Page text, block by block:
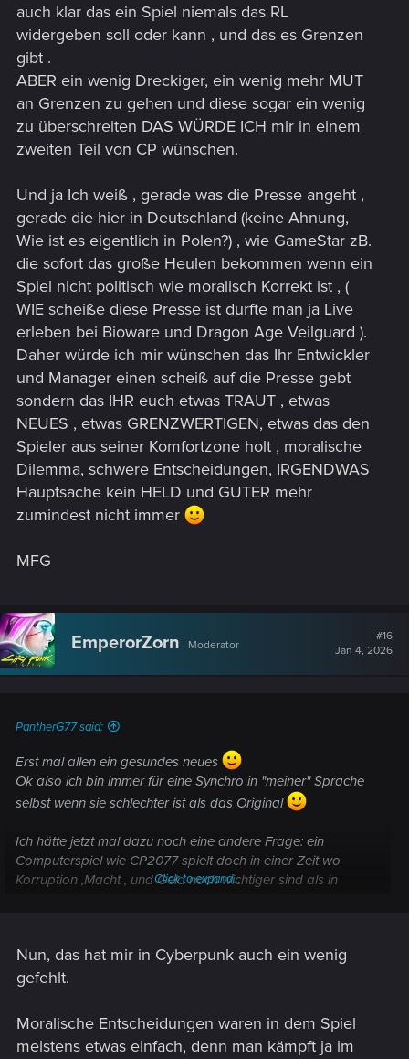
auch klar das ein Spiel niemals das RL
widergeben soll oder kann , und das es Grenzen
gibt .
ABER ein wenig Dreckiger, ein wenig mehr MUT
an Grenzen zu gehen und diese sogar ein wenig
zu überschreiten DAS WÜRDE ICH mir in einem
zweiten Teil von CP wünschen.
Und ja Ich weiß , gerade was die Presse angeht ,
gerade die hier in Deutschland (keine Ahnung,
Wie ist es eigentlich in Polen?) , wie GameStar zB.
die sofort das große Heulen bekommen wenn ein
Spiel nicht politisch wie moralisch Korrekt ist , (
WIE scheiße diese Presse ist durfte man ja Live
erleben bei Bioware und Dragon Age Veilguard ).
Daher würde ich mir wünschen das Ihr Entwickler
und Manager einen scheiß auf die Presse gebt
sondern das IHR euch etwas TRAUT , etwas
NEUES , etwas GRENZWERTIGEN, etwas das den
Spieler aus seiner Komfortzone holt , moralische
Dilemma, schwere Entscheidungen, IRGENDWAS
Hauptsache kein HELD und GUTER mehr
zumindest nicht immer
MFG
EmperorZorn Moderator
#16
Jan 4, 2026
PantherG77 said:
Erst mal allen ein gesundes neues
Ok also ich bin immer für eine Synchro in "meiner" Sprache
selbst wenn sie schlechter ist als das Original
Ich hätte jetzt mal dazu noch eine andere Frage: ein
Computerspiel wie CP2077 spielt doch in einer Zeit wo
Korruption ,Macht , und Geld noch wichtiger sind als in
,sind wir mal ehrlich alle Missionen und Nebenquests der
Fixer , DU bist immer der "Held" das "Gute" , es wird zwar ein
DU bist der Gute.
Und ganz Ehrlich "ICH" hab da echt kein Bock mehr drauf!
Wieso kann es nicht etwas REALER sein, etwas DRECKIGER,
Click to expand...
Nun, das hat mir in Cyberpunk auch ein wenig
gefehlt.
Moralische Entscheidungen waren in dem Spiel
meistens etwas einfach, denn man kämpft ja im